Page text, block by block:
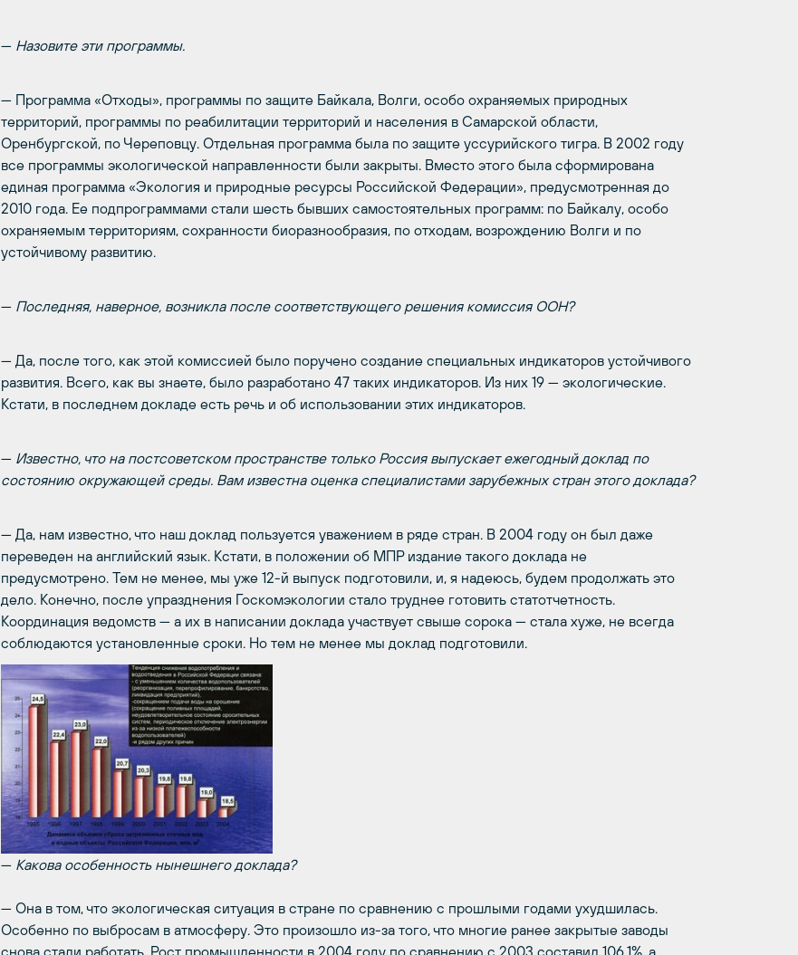
— Назовите эти программы.
— Программа «Отходы», программы по защите Байкала, Волги, особо охраняемых природных
территорий, программы по реабилитации территорий и населения в Самарской области,
Оренбургской, по Череповцу. Отдельная программа была по защите уссурийского тигра. В 2002 году
все программы экологической направленности были закрыты. Вместо этого была сформирована
единая программа «Экология и природные ресурсы Российской Федерации», предусмотренная до
2010 года. Ее подпрограммами стали шесть бывших самостоятельных программ: по Байкалу, особо
охраняемым территориям, сохранности биоразнообразия, по отходам, возрождению Волги и по
устойчивому развитию.
— Последняя, наверное, возникла после соответствующего решения комиссия ООН?
— Да, после того, как этой комиссией было поручено создание специальных индикаторов устойчивого
развития. Всего, как вы знаете, было разработано 47 таких индикаторов. Из них 19 — экологические.
Кстати, в последнем докладе есть речь и об использовании этих индикаторов.
— Известно, что на постсоветском пространстве только Россия выпускает ежегодный доклад по
состоянию окружающей среды. Вам известна оценка специалистами зарубежных стран этого доклада?
— Да, нам известно, что наш доклад пользуется уважением в ряде стран. В 2004 году он был даже
переведен на английский язык. Кстати, в положении об МПР издание такого доклада не
предусмотрено. Тем не менее, мы уже 12-й выпуск подготовили, и, я надеюсь, будем продолжать это
дело. Конечно, после упразднения Госкомэкологии стало труднее готовить статотчетность.
Координация ведомств — а их в написании доклада участвует свыше сорока — стала хуже, не всегда
соблюдаются установленные сроки. Но тем не менее мы доклад подготовили.
— Какова особенность нынешнего доклада?
— Она в том, что экологическая ситуация в стране по сравнению с прошлыми годами ухудшилась.
Особенно по выбросам в атмосферу. Это произошло из-за того, что многие ранее закрытые заводы
снова стали работать. Рост промышленности в 2004 году по сравнению с 2003 составил 106,1%, а